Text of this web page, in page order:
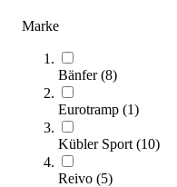
Marke
Bänfer(8)
Eurotramp (1)
Kübler Sport (10)
Reivo (5)
Weichbodenmatten
Artikel)